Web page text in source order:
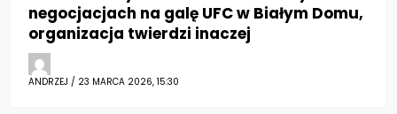
negocjacjach na galę UFC w Białym Domu,
organizacja twierdzi inaczej
ANDRZEJ / 23 MARCA 2026, 15:30